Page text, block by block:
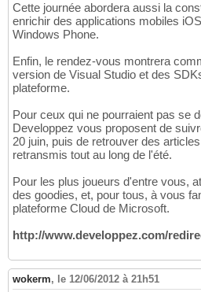
Cette journée abordera aussi la
enrichir des applications mobiles
Windows Phone.
Enfin, le rendez-vous montrera
version de Visual Studio et des
plateforme.
Pour ceux qui ne pourraient pas se
Developpez vous proposent de
20 juin, puis de retrouver des
retransmis tout au long de l'été.
Pour les plus joueurs d'entre vous,
des goodies, et, pour tous, à vous
plateforme Cloud de Microsoft.
http://www.developpez.com/
wokerm, le 12/06/2012 à 21h51